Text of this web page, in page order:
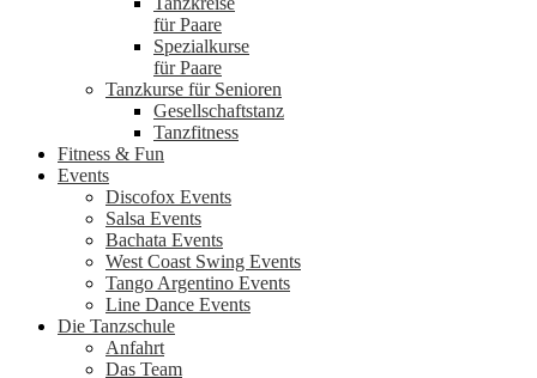
für Paare
Spezialkurse
für Paare
Tanzkurse für Senioren
Gesellschaftstanz
Tanzfitness
Fitness & Fun
Events
Discofox Events
Salsa Events
Bachata Events
West Coast Swing Events
Tango Argentino Events
Line Dance Events
Die Tanzschule
Anfahrt
Das Team